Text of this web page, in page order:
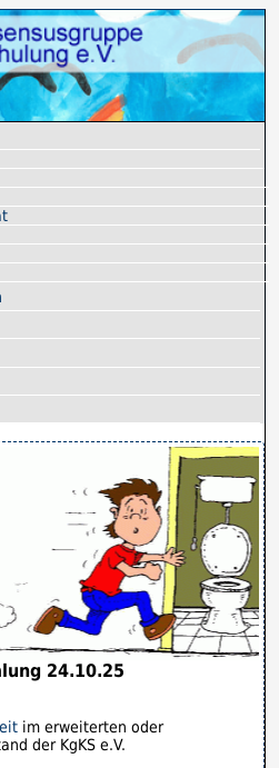
24.10.25
im erweiterten oder
der KgKS e.V.